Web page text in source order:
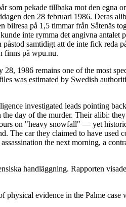
som pekade tillbaka mot den egna
den 28 februari 1986. Deras
bilresa på 1,5 timmar från Såtenäs
inte rymma det angivna antalet
samtidigt att de inte fick reda
finns på wpu.nu.
1986 remains one of the most
was estimated by Swedish
investigated leads pointing
day of the murder. Their alibi:
on "heavy snowfall" — yet
The car they claimed to have used
the next morning, a
handläggning. Rapporten
evidence in the Palme case